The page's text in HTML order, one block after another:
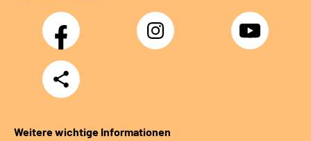
Facebook Instagram YouTube
Teilen
Weitere wichtige Informationen